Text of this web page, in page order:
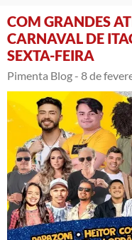
COM GRANDES
CARNAVAL DE
SEXTA-FEIRA
Pimenta Blog - 8 de